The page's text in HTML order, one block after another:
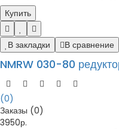
Купить
В закладки В сравнение
NMRW 030-80
(0)
Заказы (0)
3950р.